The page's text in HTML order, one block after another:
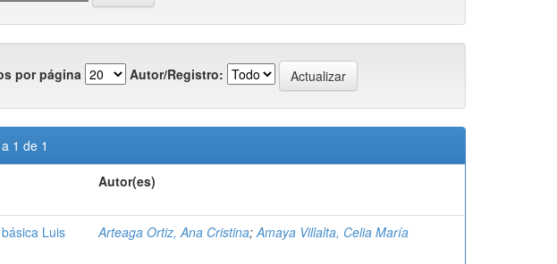
por página Autor/Registro:
1 de 1
Autor(es)
Luis
Arteaga Ortiz, Ana Cristina;Amaya Villalta, Celia María